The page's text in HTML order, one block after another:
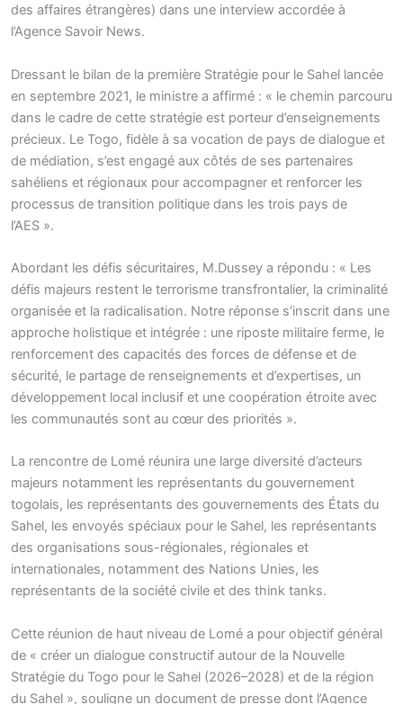
des affaires étrangères) dans une interview accordée à
l’Agence Savoir News.
Dressant le bilan de la première Stratégie pour le Sahel lancée
en septembre 2021, le ministre a affirmé : « le chemin parcouru
dans le cadre de cette stratégie est porteur d’enseignements
précieux. Le Togo, fidèle à sa vocation de pays de dialogue et
de médiation, s’est engagé aux côtés de ses partenaires
sahéliens et régionaux pour accompagner et renforcer les
processus de transition politique dans les trois pays de
l’AES ».
Abordant les défis sécuritaires, M.Dussey a répondu : « Les
défis majeurs restent le terrorisme transfrontalier, la criminalité
organisée et la radicalisation. Notre réponse s’inscrit dans une
approche holistique et intégrée : une riposte militaire ferme, le
renforcement des capacités des forces de défense et de
sécurité, le partage de renseignements et d’expertises, un
développement local inclusif et une coopération étroite avec
les communautés sont au cœur des priorités ».
La rencontre de Lomé réunira une large diversité d’acteurs
majeurs notamment les représentants du gouvernement
togolais, les représentants des gouvernements des États du
Sahel, les envoyés spéciaux pour le Sahel, les représentants
des organisations sous-régionales, régionales et
internationales, notamment des Nations Unies, les
représentants de la société civile et des think tanks.
Cette réunion de haut niveau de Lomé a pour objectif général
de « créer un dialogue constructif autour de la Nouvelle
Stratégie du Togo pour le Sahel (2026–2028) et de la région
du Sahel », souligne un document de presse dont l’Agence